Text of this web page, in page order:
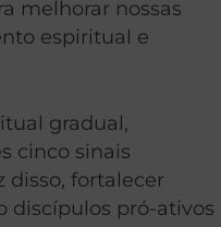
melhorar nossas
espiritual e
gradual,
cinco sinais
disso, fortalecer
discípulos pró-ativos